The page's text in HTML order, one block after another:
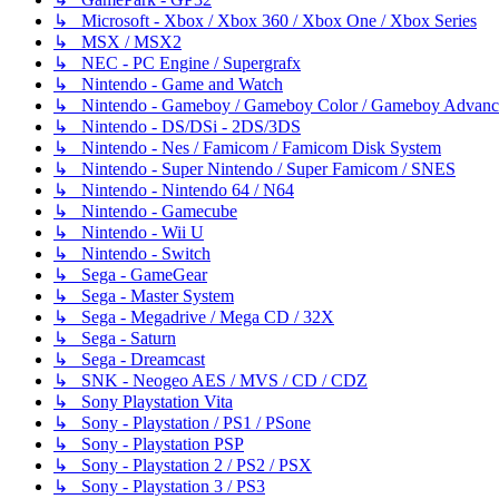
↳ Microsoft - Xbox / Xbox 360 / Xbox One / Xbox Series
↳ MSX / MSX2
↳ NEC - PC Engine / Supergrafx
↳ Nintendo - Game and Watch
↳ Nintendo - Gameboy / Gameboy Color / Gameboy
↳ Nintendo - DS/DSi - 2DS/3DS
↳ Nintendo - Nes / Famicom / Famicom Disk System
↳ Nintendo - Super Nintendo / Super Famicom / SNES
↳ Nintendo - Nintendo 64 / N64
↳ Nintendo - Gamecube
↳ Nintendo - Wii U
↳ Nintendo - Switch
↳ Sega - GameGear
↳ Sega - Master System
↳ Sega - Megadrive / Mega CD / 32X
↳ Sega - Saturn
↳ Sega - Dreamcast
↳ SNK - Neogeo AES / MVS / CD / CDZ
↳ Sony Playstation Vita
↳ Sony - Playstation / PS1 / PSone
↳ Sony - Playstation PSP
↳ Sony - Playstation 2 / PS2 / PSX
↳ Sony - Playstation 3 / PS3